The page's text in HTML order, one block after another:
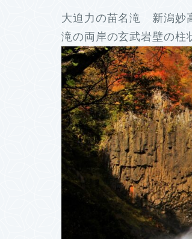
大迫力の苗名滝 新潟妙
滝の両岸の玄武岩壁の柱